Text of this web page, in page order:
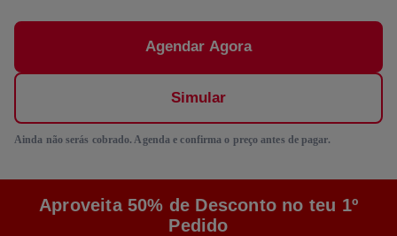
Agendar Agora
Simular
Ainda não serás cobrado. Agenda e confirma o preço antes de pagar.
Aproveita 50% de Desconto no teu 1º
Pedido